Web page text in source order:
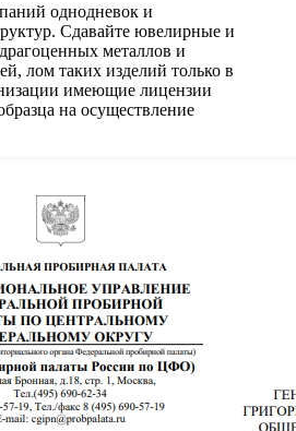
однодневок и
Сдавайте ювелирные и
металлов и
лом таких изделий только в
имеющие лицензии
на осуществление